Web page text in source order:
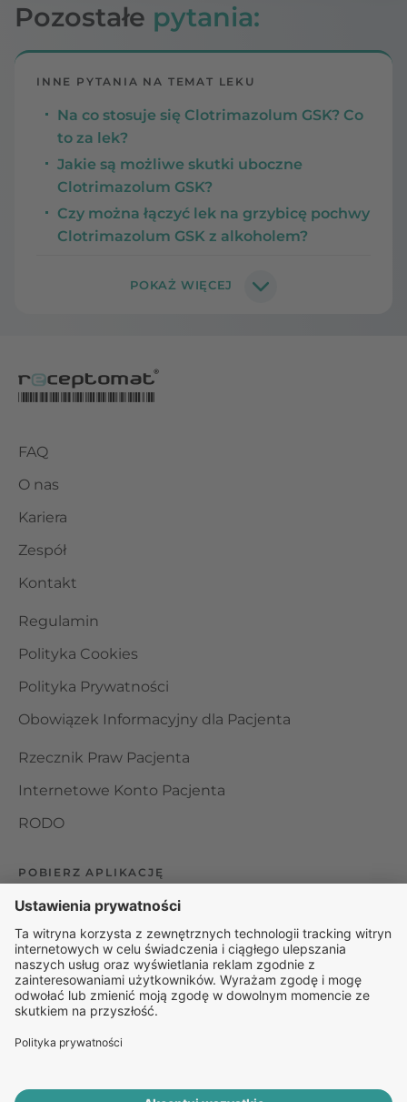
Pozostałe pytania:
INNE PYTANIA NA TEMAT LEKU
Na co stosuje się Clotrimazolum GSK? Co
to za lek?
Jakie są możliwe skutki uboczne
Clotrimazolum GSK?
Czy można łączyć lek na grzybicę pochwy
Clotrimazolum GSK z alkoholem?
FAQ
O nas
Kariera
Zespół
Kontakt
Regulamin
Polityka Cookies
Polityka Prywatności
Obowiązek Informacyjny dla Pacjenta
Rzecznik Praw Pacjenta
Internetowe Konto Pacjenta
RODO
POBIERZ APLIKACJĘ
Organizator udzielania świadczeń telemedycznych jest
podmiotem leczniczym w rozumieniu ustawy z dnia 15
kwietnia 2011 roku o działalności leczniczej, wpisanym do
rejestru podmiotów wykonujących działalność leczniczą pod
numerem: 000000229172.